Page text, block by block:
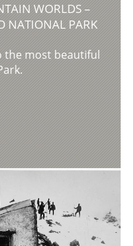
WORLDS –
NATIONAL PARK
the most beautiful